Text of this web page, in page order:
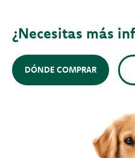
¿Necesitas más
DÓNDE COMPRAR